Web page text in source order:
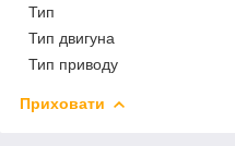
Тип
Тип двигуна
Тип приводу
Приховати